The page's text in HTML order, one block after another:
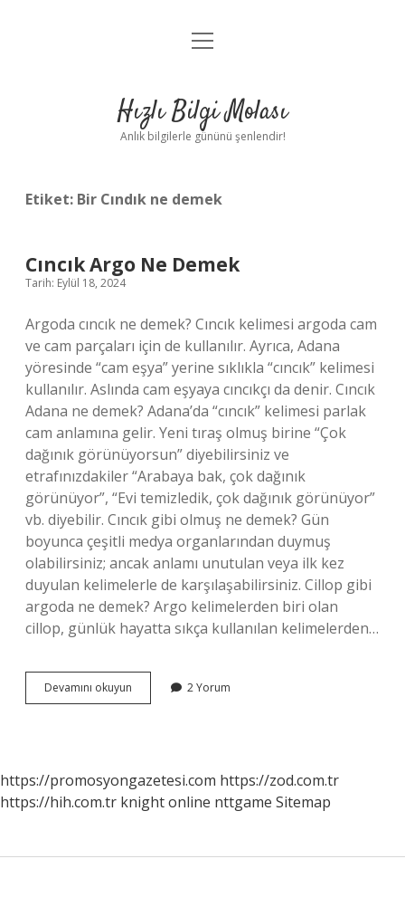
Anasayfa
Yasal Uyarı
menüyü
Hızlı Bilgi Molası
Anlık bilgilerle gününü şenlendir!
Etiket: Bir Cındık ne demek
Cıncık Argo Ne Demek
Tarih: Eylül 18, 2024
Argoda cıncık ne demek? Cıncık kelimesi argoda cam
ve cam parçaları için de kullanılır. Ayrıca, Adana
yöresinde “cam eşya” yerine sıklıkla “cıncık” kelimesi
kullanılır. Aslında cam eşyaya cıncıkçı da denir. Cıncık
Adana ne demek? Adana’da “cıncık” kelimesi parlak
cam anlamına gelir. Yeni tıraş olmuş birine “Çok
dağınık görünüyorsun” diyebilirsiniz ve
etrafınızdakiler “Arabaya bak, çok dağınık
görünüyor”, “Evi temizledik, çok dağınık görünüyor”
vb. diyebilir. Cıncık gibi olmuş ne demek? Gün
boyunca çeşitli medya organlarından duymuş
olabilirsiniz; ancak anlamı unutulan veya ilk kez
duyulan kelimelerle de karşılaşabilirsiniz. Cillop gibi
argoda ne demek? Argo kelimelerden biri olan
cillop, günlük hayatta sıkça kullanılan kelimelerden…
Devamını okuyun
Argo
2 Yorum
https://promosyongazetesi.com https://zod.com.tr
https://hih.com.tr knight online nttgame Sitemap